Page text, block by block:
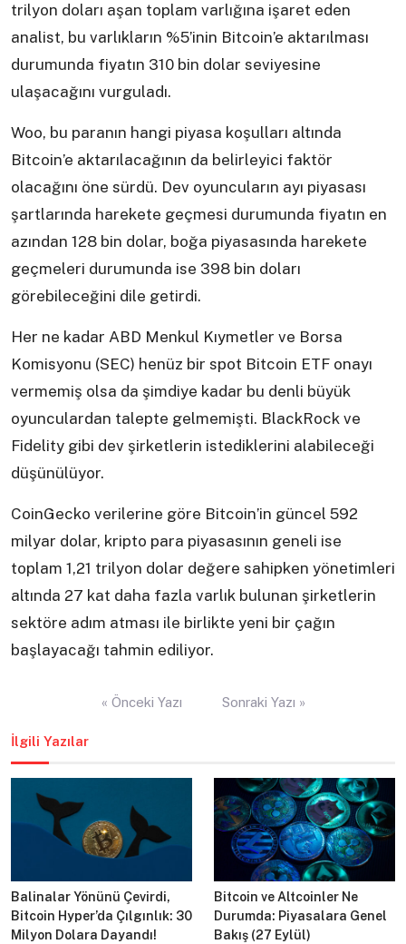
trilyon doları aşan toplam varlığına işaret eden
analist, bu varlıkların %5’inin Bitcoin’e aktarılması
durumunda fiyatın 310 bin dolar seviyesine
ulaşacağını vurguladı.
Woo, bu paranın hangi piyasa koşulları altında
Bitcoin’e aktarılacağının da belirleyici faktör
olacağını öne sürdü. Dev oyuncuların ayı piyasası
şartlarında harekete geçmesi durumunda fiyatın en
azından 128 bin dolar, boğa piyasasında harekete
geçmeleri durumunda ise 398 bin doları
görebileceğini dile getirdi.
Her ne kadar ABD Menkul Kıymetler ve Borsa
Komisyonu (SEC) henüz bir spot Bitcoin ETF onayı
vermemiş olsa da şimdiye kadar bu denli büyük
oyunculardan talepte gelmemişti. BlackRock ve
Fidelity gibi dev şirketlerin istediklerini alabileceği
düşünülüyor.
CoinGecko verilerine göre Bitcoin’in güncel 592
milyar dolar, kripto para piyasasının geneli ise
toplam 1,21 trilyon dolar değere sahipken yönetimleri
altında 27 kat daha fazla varlık bulunan şirketlerin
sektöre adım atması ile birlikte yeni bir çağın
başlayacağı tahmin ediliyor.
« Önceki Yazı Sonraki Yazı »
İlgili Yazılar
Balinalar Yönünü Çevirdi,
Bitcoin Hyper’da Çılgınlık: 30
Milyon Dolara Dayandı!
Bitcoin ve Altcoinler Ne
Durumda: Piyasalara Genel
Bakış (27 Eylül)